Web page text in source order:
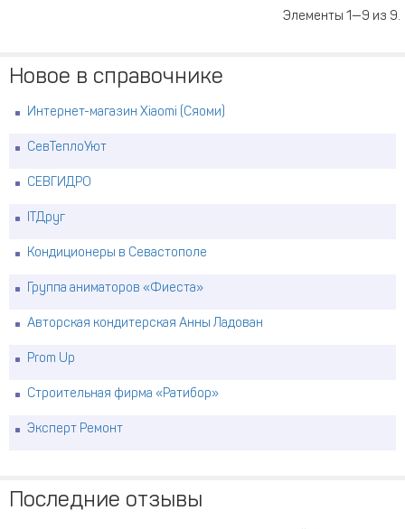
Элементы 1—9 из 9.
Новое в справочнике
Интернет-магазин Xiaomi (Сяоми)
СевТеплоУют
СЕВГИДРО
ITДруг
Кондиционеры в Севастополе
Группа аниматоров «Фиеста»
Авторская кондитерская Анны Ладован
Prom Up
Строительная фирма «Ратибор»
Эксперт Ремонт
Последние отзывы